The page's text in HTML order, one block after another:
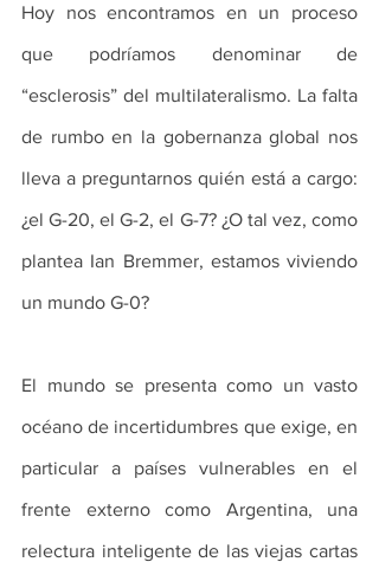
Hoy nos encontramos en un proceso
que podríamos denominar de
“esclerosis” del multilateralismo. La falta
de rumbo en la gobernanza global nos
lleva a preguntarnos quién está a cargo:
¿el G-20, el G-2, el G-7? ¿O tal vez, como
plantea Ian Bremmer, estamos viviendo
un mundo G-0?
El mundo se presenta como un vasto
océano de incertidumbres que exige, en
particular a países vulnerables en el
frente externo como Argentina, una
relectura inteligente de las viejas cartas